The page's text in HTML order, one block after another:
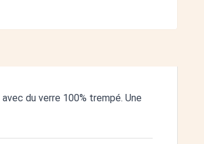
avec du verre 100% trempé. Une